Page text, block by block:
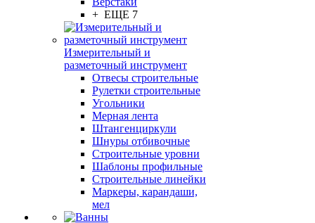
+ ЕЩЕ 7
Измерительный и
разметочный инструмент
Отвесы строительные
Рулетки строительные
Угольники
Мерная лента
Штангенциркули
Шнуры отбивочные
Строительные уровни
Шаблоны профильные
Строительные линейки
Маркеры, карандаши,
мел